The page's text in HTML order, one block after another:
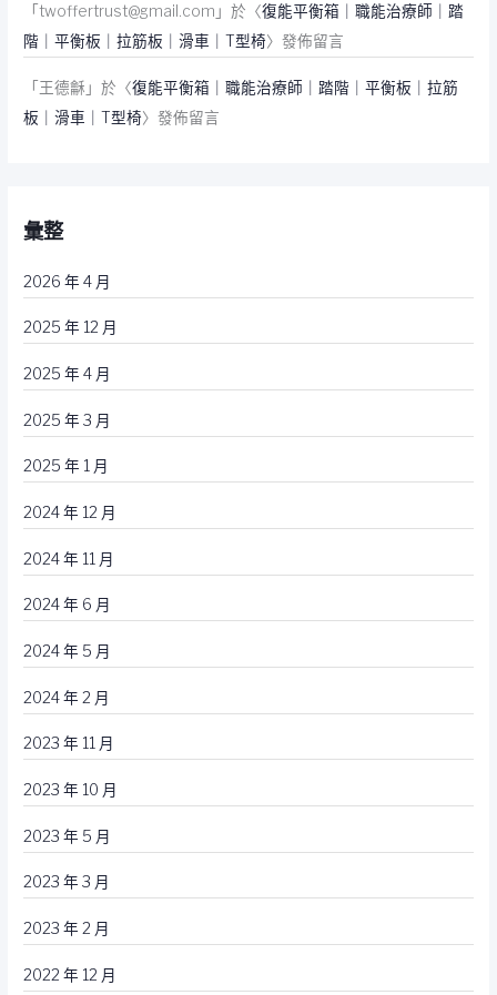
「twoffertrust@gmail.com 」於〈復能平衡箱｜職能治療師｜踏
階｜平衡板｜拉筋板｜滑車｜T型椅〉發佈留言
「 王德龢 」於〈復能平衡箱｜職能治療師｜踏階｜平衡板｜拉筋
板｜滑車｜T型椅〉發佈留言
彙整
2026 年 4 月
2025 年 12 月
2025 年 4 月
2025 年 3 月
2025 年 1 月
2024 年 12 月
2024 年 11 月
2024 年 6 月
2024 年 5 月
2024 年 2 月
2023 年 11 月
2023 年 10 月
2023 年 5 月
2023 年 3 月
2023 年 2 月
2022 年 12 月